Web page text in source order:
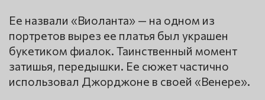
Ее назвали «Виоланта» — на одном из
портретов вырез ее платья был украшен
букетиком фиалок. Таинственный момент
затишья, передышки. Ее сюжет частично
использовал Джорджоне в своей «Венере».